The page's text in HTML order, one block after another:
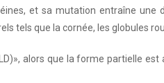
et sa mutation entraîne une
tels que la cornée, les globules
alors que la forme partielle est